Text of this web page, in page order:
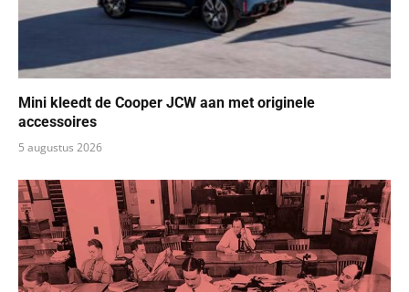
Mini kleedt de Cooper JCW aan met originele
accessoires
5 augustus 2026